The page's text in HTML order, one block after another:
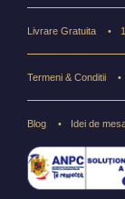
Livrare Gratuita
Termeni & Conditii
Blog Idei de